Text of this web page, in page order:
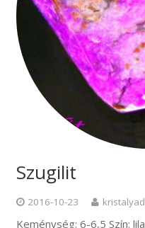
About Us
Contact us
Webshop
Szugilit
2016-10-23
Keménység: 6-6,5 Szín: